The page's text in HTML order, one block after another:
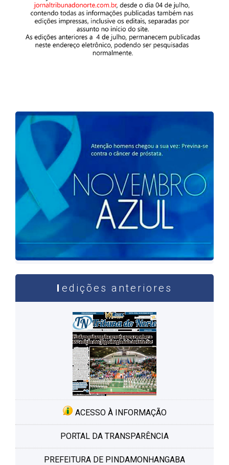
edições anteriores
ACESSO À INFORMAÇÃO
PORTAL DA TRANSPARÊNCIA
PREFEITURA DE PINDAMONHANGABA